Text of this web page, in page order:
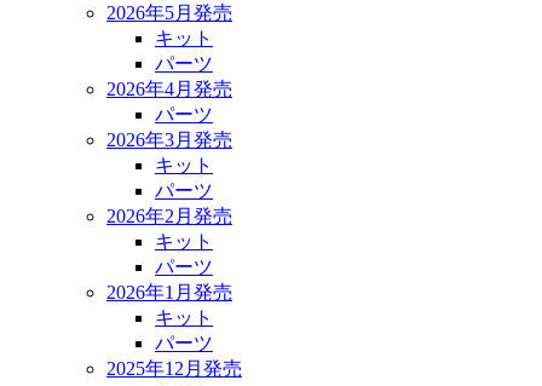
2026年5月発売
キット
パーツ
2026年4月発売
パーツ
2026年3月発売
キット
パーツ
2026年2月発売
キット
パーツ
2026年1月発売
キット
パーツ
2025年12月発売